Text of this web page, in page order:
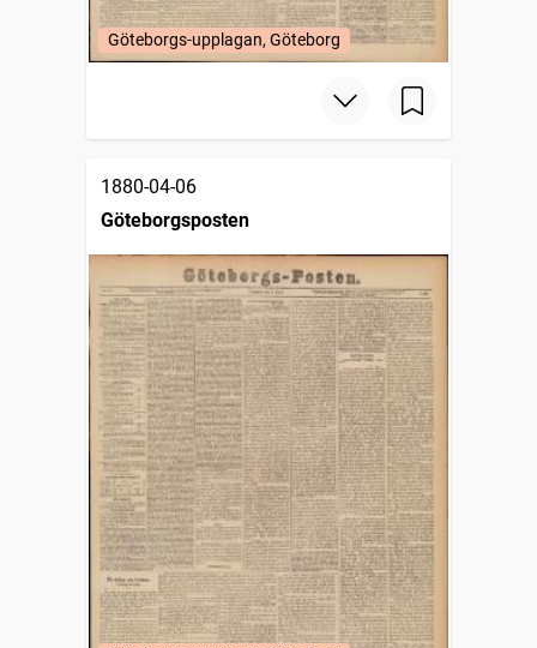
Göteborgs-upplagan, Göteborg
1880-04-06
Göteborgsposten